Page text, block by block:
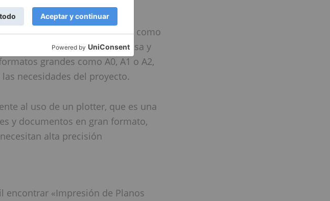
ploteadooimpresión en
documentos de gran tamaño, como
una representación precisa y
grandes como A0, A1 o A2,
necesidades del proyecto.
al uso de un plotter, que es una
y documentos en gran formato,
alta precisión​
encontrar «Impresión de Planos